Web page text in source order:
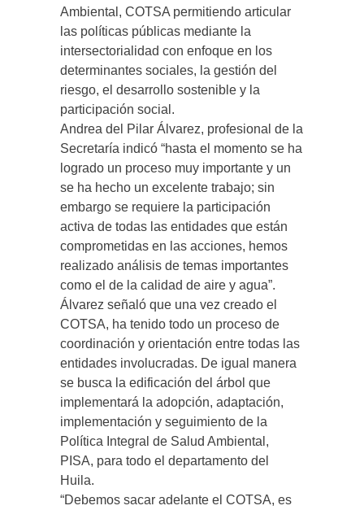
Ambiental, COTSA permitiendo articular
las políticas públicas mediante la
intersectorialidad con enfoque en los
determinantes sociales, la gestión del
riesgo, el desarrollo sostenible y la
participación social.
Andrea del Pilar Álvarez, profesional de la
Secretaría indicó “hasta el momento se ha
logrado un proceso muy importante y un
se ha hecho un excelente trabajo; sin
embargo se requiere la participación
activa de todas las entidades que están
comprometidas en las acciones, hemos
realizado análisis de temas importantes
como el de la calidad de aire y agua”.
Álvarez señaló que una vez creado el
COTSA, ha tenido todo un proceso de
coordinación y orientación entre todas las
entidades involucradas. De igual manera
se busca la edificación del árbol que
implementará la adopción, adaptación,
implementación y seguimiento de la
Política Integral de Salud Ambiental,
PISA, para todo el departamento del
Huila.
“Debemos sacar adelante el COTSA, es